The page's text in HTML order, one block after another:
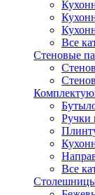
Все
Стеновые
Ручки
Все